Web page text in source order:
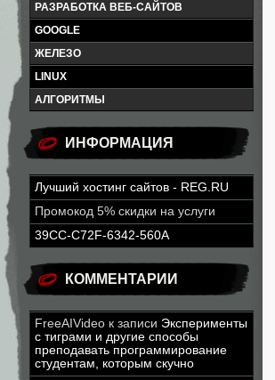
РАЗРАБОТКА ВЕБ-САЙТОВ
GOOGLE
ЖЕЛЕЗО
LINUX
АЛГОРИТМЫ
ИНФОРМАЦИЯ
Лучший хостинг сайтов - REG.RU
Промокод 5% скидки на услуги
39CC-C72F-6342-560A
КОММЕНТАРИИ
FreeAIVideo к записи Эксперименты
с тиграми и другие способы
преподавать программирование
студентам, которым скучно